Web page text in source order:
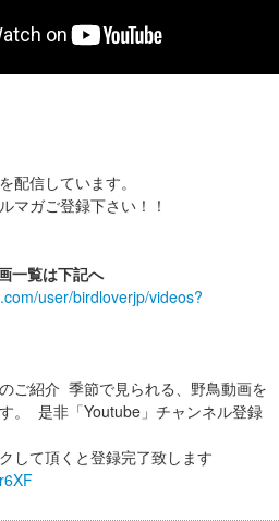
配信しています。
マガご登録下さい！！
一覧は下記へ
user/birdloverjp/videos?
ご紹介 季節で見られる、野鳥動画を
。 是非「Youtube」チャンネル登録
して頂くと登録完了致します